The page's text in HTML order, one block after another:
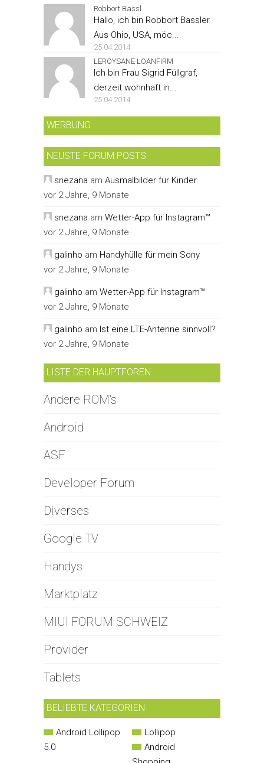
Robbort Bassl
Hallo, ich bin Robbort Bassler
Aus Ohio, USA, möc...
25.04.2014
LEROYSANE LOANFIRM
Ich bin Frau Sigrid Füllgraf,
derzeit wohnhaft in...
25.04.2014
WERBUNG
NEUSTE FORUM POSTS
snezana am Ausmalbilder für Kinder
vor 2 Jahre, 9 Monate
snezana am Wetter-App für Instagram™
vor 2 Jahre, 9 Monate
galinho am Handyhülle für mein Sony
vor 2 Jahre, 9 Monate
galinho am Wetter-App für Instagram™
vor 2 Jahre, 9 Monate
galinho am Ist eine LTE-Antenne sinnvoll?
vor 2 Jahre, 9 Monate
LISTE DER HAUPTFOREN
Andere ROM's
Android
ASF
Developer Forum
Diverses
Google TV
Handys
Marktplatz
MIUI FORUM SCHWEIZ
Provider
Tablets
BELIEBTE KATEGORIEN
Android Lollipop
5.0
Lollipop
Android